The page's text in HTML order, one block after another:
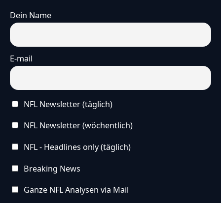
Dein Name
E-mail
NFL Newsletter (täglich)
NFL Newsletter (wöchentlich)
NFL - Headlines only (täglich)
Breaking News
Ganze NFL Analysen via Mail